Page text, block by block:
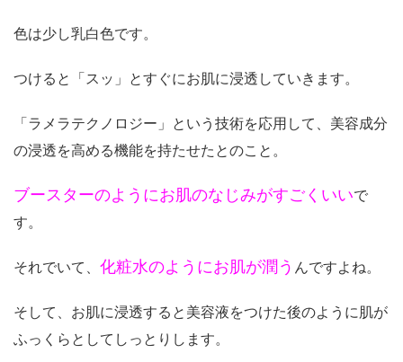
色は少し乳白色です。
つけると「スッ」とすぐにお肌に浸透していきます。
「ラメラテクノロジー」という技術を応用して、美容成分
の浸透を高める機能を持たせたとのこと。
ブースターのようにお肌のなじみがすごくいいで
す。
それでいて、 化粧水のようにお肌が潤う んですよね。
そして、お肌に浸透すると美容液をつけた後のように肌が
ふっくらとしてしっとりします。